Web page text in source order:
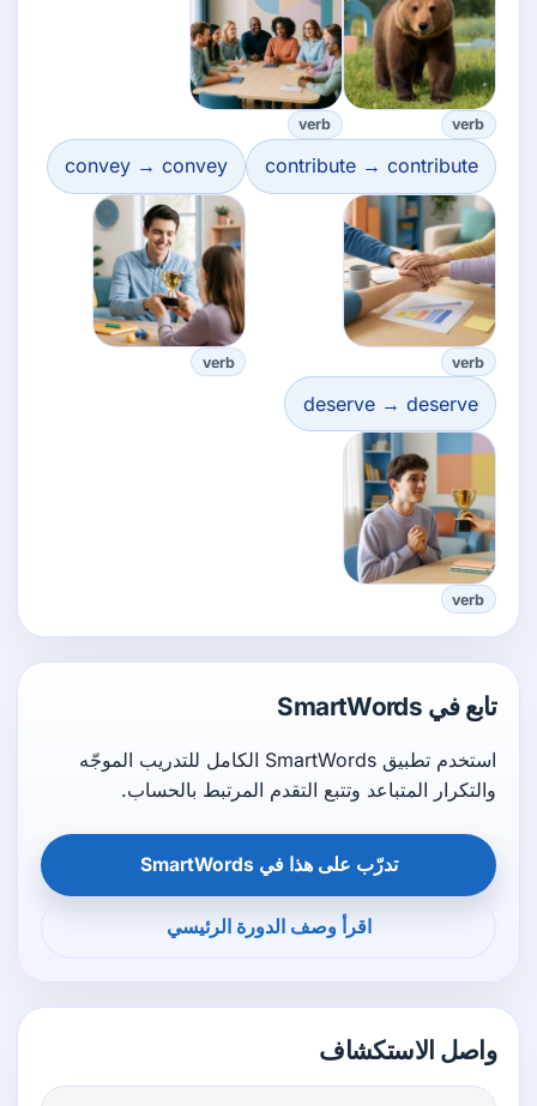
verb
verb
contribute → contribute
verb
convey → convey
verb
deserve → deserve
verb
تابع في SmartWords
استخدم تطبيق SmartWords الكامل للتدريب الموجّه
والتكرار المتباعد وتتبع التقدم المرتبط بالحساب.
تدرّب على هذا في SmartWords
اقرأ وصف الدورة الرئيسي
واصل الاستكشاف